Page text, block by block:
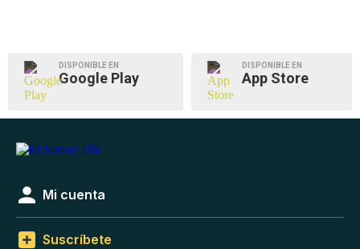
DISPONIBLE EN
Google Play
DISPONIBLE EN
App Store
Mi cuenta
Suscríbete